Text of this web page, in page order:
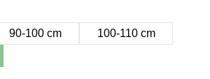
90-100 cm
100-110 cm